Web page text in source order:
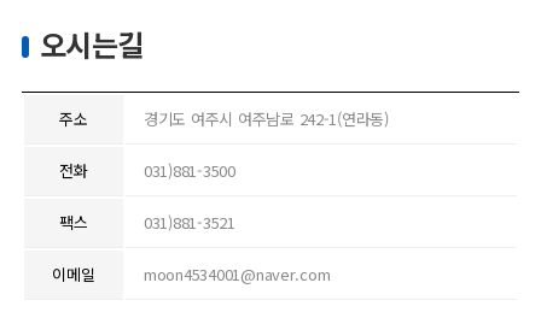
오시는길
주소 경기도 여주시 여주남로 242-1(연라동)
전화 031)881-3500
팩스 031)881-3521
이메일 moon4534001@naver.com